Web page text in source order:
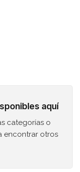
aquí
categorías o
encontrar otros